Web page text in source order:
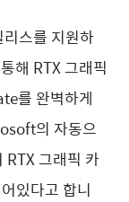
스를 지원하
해 RTX 그래픽
를 완벽하게
의 자동으
RTX 그래픽 카
있다고 합니